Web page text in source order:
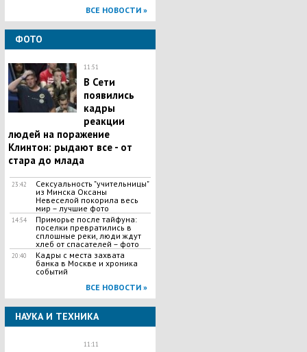
ВСЕ НОВОСТИ »
ФОТО
11:51
В Сети
появились
кадры
реакции
людей на поражение
Клинтон: рыдают все - от
стара до млада
23:42
Сексуальность "учительницы"
из Минска Оксаны
Невеселой покорила весь
мир – лучшие фото
14:54
Приморье после тайфуна:
поселки превратились в
сплошные реки, люди ждут
хлеб от спасателей – фото
20:40
Кадры с места захвата
банка в Москве и хроника
событий
ВСЕ НОВОСТИ »
НАУКА И ТЕХНИКА
11:11